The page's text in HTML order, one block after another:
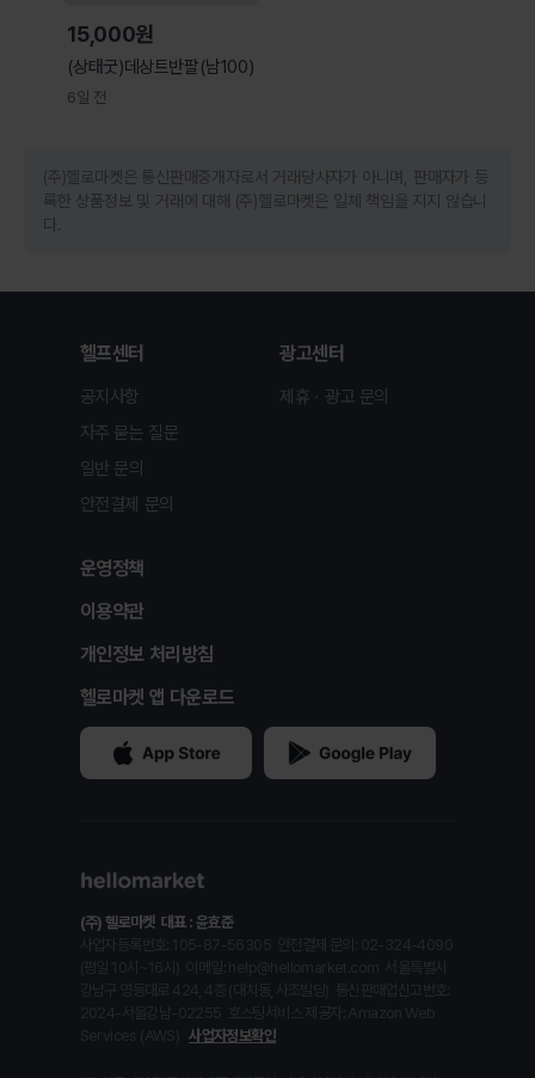
15,000원
(상태굿)데상트반팔(남100)
6일 전
(주)헬로마켓은 통신판매중개자로서 거래당사자가 아니며, 판매자가 등
록한 상품정보 및 거래에 대해 (주)헬로마켓은 일체 책임을 지지 않습니
다.
헬프센터
공지사항
자주 묻는 질문
일반 문의
안전결제 문의
광고센터
제휴ㆍ광고 문의
운영정책
이용약관
개인정보 처리방침
헬로마켓 앱 다운로드
(주) 헬로마켓 대표 : 윤효준
사업자정보확인